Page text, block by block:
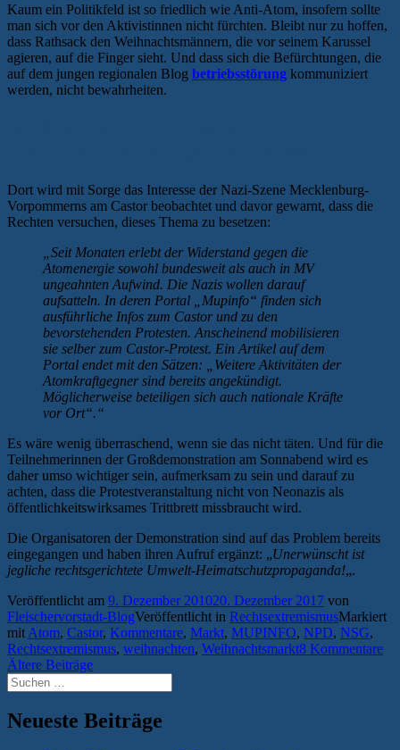
Kaum ein Politikfeld ist so friedlich wie Anti-Atom, insofern sollte
man sich vor den Aktivistinnen nicht fürchten. Bleibt nur zu hoffen,
dass Rathsack den Weihnachtsmännern, die vor seinem Karussel
agieren, auf die Finger sieht. Und dass sich die Befürchtungen, die
auf dem jungen regionalen Blog betriebsstörung kommuniziert
werden, nicht bewahrheiten.
Dort wird mit Sorge das Interesse der Nazi-Szene Mecklenburg-
Vorpommerns am Castor beobachtet und davor gewarnt, dass die
Rechten versuchen, dieses Thema zu besetzen:
„Seit Monaten erlebt der Widerstand gegen die
Atomenergie sowohl bundesweit als auch in MV
ungeahnten Aufwind. Die Nazis wollen darauf
aufsatteln. In deren Portal „Mupinfo“ finden sich
ausführliche Infos zum Castor und zu den
bevorstehenden Protesten. Anscheinend mobilisieren
sie selber zum Castor-Protest. Ein Artikel auf dem
Portal endet mit den Sätzen: „Weitere Aktivitäten der
Atomkraftgegner sind bereits angekündigt.
Möglicherweise beteiligen sich auch nationale Kräfte
vor Ort“.“
Es wäre wenig überraschend, wenn sie das nicht täten. Und für die
Teilnehmerinnen der Großdemonstration am Sonnabend wird es
daher umso wichtiger sein, aufmerksam zu sein und darauf zu
achten, dass die Protestveranstaltung nicht von Neonazis als
öffentlichkeitswirksames Trittbrett missbraucht wird.
Die Organisatoren der Demonstration sind auf das Problem bereits
eingegangen und haben ihren Aufruf ergänzt: „Unerwünscht ist
jegliche rechtsgerichtete Umwelt-Heimatschutzpropaganda!„.
Veröffentlicht am 9. Dezember 201020. Dezember 2017 von
Fleischervorstadt-BlogVeröffentlicht in RechtsextremismusMarkiert
mit Atom, Castor, Kommentare, Markt, MUPINFO, NPD, NSG,
Rechtsextremismus, weihnachten, Weihnachtsmarkt8 Kommentare
Beitragsnavigation
Ältere Beiträge
Suchen
nach:
Neueste Beiträge